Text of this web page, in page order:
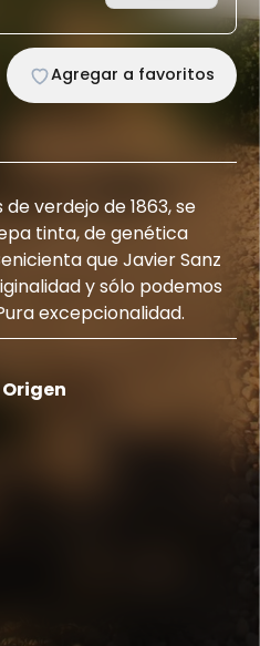
Agregar a favoritos
verdejo de 1863, se
tinta, de genética
que Javier Sanz
y sólo podemos
excepcionalidad.